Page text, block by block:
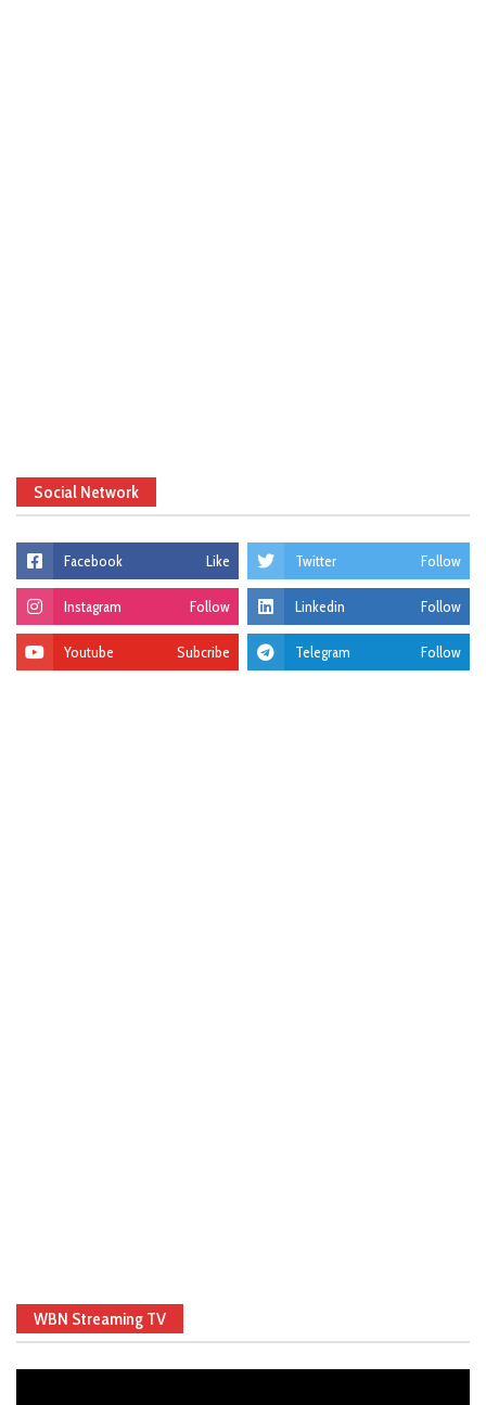
Social Network
Facebook Like Twitter Follow
Instagram Follow Linkedin Follow
Youtube Subcribe Telegram Follow
WBN Streaming TV